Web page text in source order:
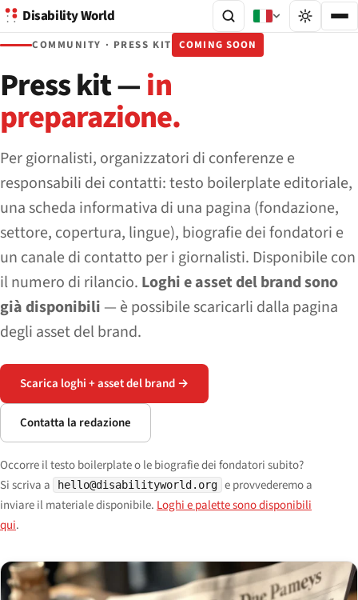
Disability World
COMMUNITY · PRESS KIT COMING SOON
Press kit —in
preparazione.
Per giornalisti, organizzatori di conferenze e
responsabili dei contatti: testo boilerplate editoriale,
una scheda informativa di una pagina (fondazione,
settore, copertura, lingue), biografie dei fondatori e
un canale di contatto per i giornalisti. Disponibile con
il numero di rilancio. Loghi e asset del brand sono
già disponibili — è possibile scaricarli dalla pagina
degli asset del brand.
Scarica loghi + asset del brand →
Contatta la redazione
Occorre il testo boilerplate o le biografie dei fondatori subito?
Si scriva a
hello@disabilityworld.org e provvederemo a
inviare il materiale disponibile. Loghi e palette sono disponibili
qui.